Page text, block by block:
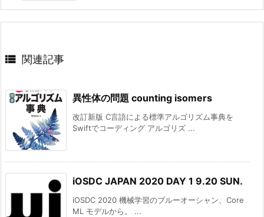
 関連記事
異性体の問題 counting isomers
改訂新版 C言語による標準アルゴリズム事典を
Swiftでコーディング アルゴリズ ...
iOSDC JAPAN 2020 DAY 1 9.20 SUN.
iOSDC 2020 機械学習のブルーオーシャン、Core
ML モデルから。 ...